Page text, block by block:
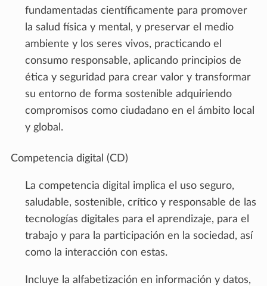
fundamentadas científicamente para promover
la salud física y mental, y preservar el medio
ambiente y los seres vivos, practicando el
consumo responsable, aplicando principios de
ética y seguridad para crear valor y transformar
su entorno de forma sostenible adquiriendo
compromisos como ciudadano en el ámbito local
y global.
Competencia digital (CD)
La competencia digital implica el uso seguro,
saludable, sostenible, crítico y responsable de las
tecnologías digitales para el aprendizaje, para el
trabajo y para la participación en la sociedad, así
como la interacción con estas.
Incluye la alfabetización en información y datos,